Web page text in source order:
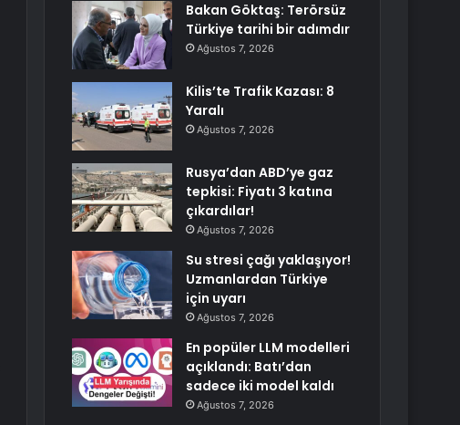
Bakan Göktaş: Terörsüz
Türkiye tarihi bir adımdır
Ağustos 7, 2026
Kilis’te Trafik Kazası: 8
Yaralı
Ağustos 7, 2026
Rusya’dan ABD’ye gaz
tepkisi: Fiyatı 3 katına
çıkardılar!
Ağustos 7, 2026
Su stresi çağı yaklaşıyor!
Uzmanlardan Türkiye
için uyarı
Ağustos 7, 2026
En popüler LLM modelleri
açıklandı: Batı’dan
sadece iki model kaldı
Ağustos 7, 2026